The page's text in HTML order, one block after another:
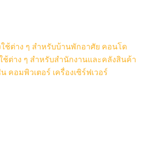
ใช้ต่าง ๆ สำหรับบ้านพักอาศัย คอนโด
ช้ต่าง ๆ สำหรับสำนักงานและคลังสินค้า
คอมพิวเตอร์ เครื่องเซิร์ฟเวอร์